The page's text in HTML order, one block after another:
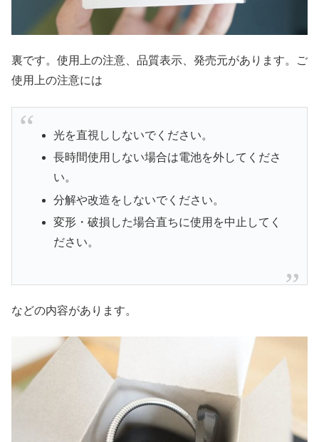
裏です。使用上の注意、品質表示、発売元があります。ご
使用上の注意には
光を直視ししないでください。
長時間使用しない場合は電池を外してくださ
い。
分解や改造をしないでください。
変形・破損した場合直ちに使用を中止してく
ださい。
などの内容があります。